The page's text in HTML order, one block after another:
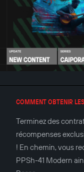
COMMENT OBTENIR
Terminez des
récompenses
! En chemin, vous
PPSh-41 Modern